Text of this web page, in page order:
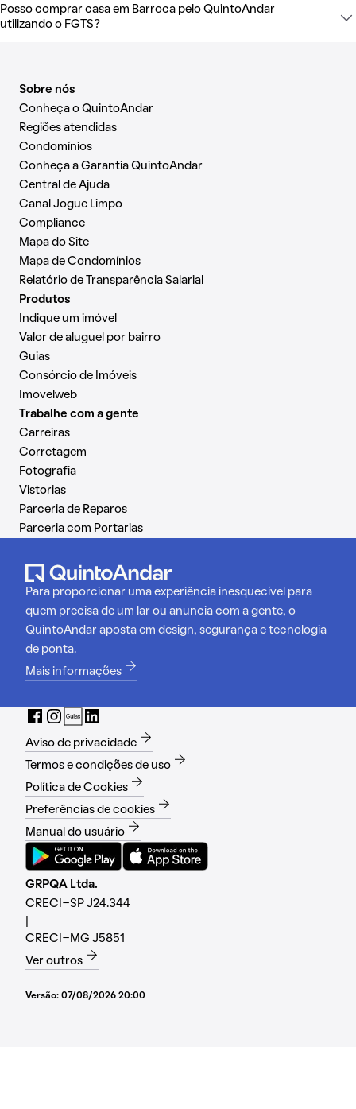
Posso comprar casa em Barroca pelo QuintoAndar
utilizando o FGTS?
Sobre nós
Conheça o QuintoAndar
Regiões atendidas
Condomínios
Conheça a Garantia QuintoAndar
Central de Ajuda
Canal Jogue Limpo
Compliance
Mapa do Site
Mapa de Condomínios
Relatório de Transparência Salarial
Produtos
Indique um imóvel
Valor de aluguel por bairro
Guias
Consórcio de Imóveis
Imovelweb
Trabalhe com a gente
Carreiras
Corretagem
Fotografia
Vistorias
Parceria de Reparos
Parceria com Portarias
Para proporcionar uma experiência inesquecível para
quem precisa de um lar ou anuncia com a gente, o
QuintoAndar aposta em design, segurança e tecnologia
de ponta.
Mais informações
Aviso de privacidade
Termos e condições de uso
Política de Cookies
Preferências de cookies
Manual do usuário
GRPQA Ltda.
CRECI-SP J24.344
CRECI-MG J5851
Ver outros
Versão: 07/08/2026 20:00